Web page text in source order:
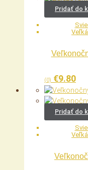
Pridať do
(0) €9.80
Pridať do